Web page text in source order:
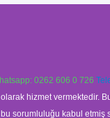
0262 606 0 726
hizmet
sorumluluğu kabul